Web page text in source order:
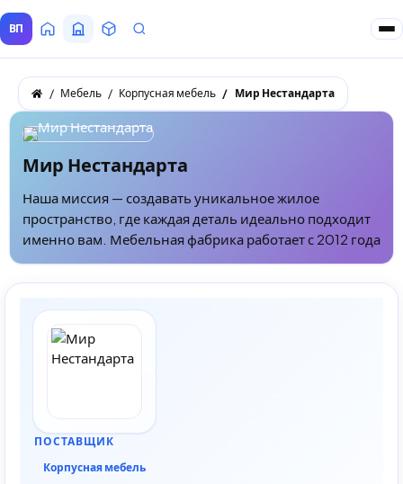
ВП ГлавнаяВсе Поставщики
ТоварыЗапросы покупателей
Мебель Корпусная мебель Мир Нестандарта
Мир Нестандарта
Наша миссия — создавать уникальное жилое
пространство, где каждая деталь идеально подходит
именно вам. Мебельная фабрика работает с 2012 года
ПОСТАВЩИК
Корпусная мебель